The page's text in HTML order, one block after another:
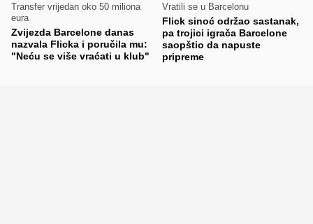
Transfer vrijedan oko 50 miliona
eura
Zvijezda Barcelone danas
nazvala Flicka i poručila mu:
"Neću se više vraćati u klub"
Vratili se u Barcelonu
Flick sinoć održao sastanak,
pa trojici igrača Barcelone
saopštio da napuste
pripreme